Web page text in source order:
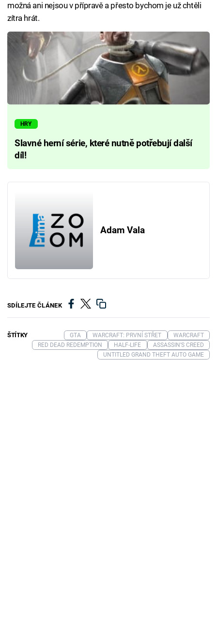
možná ani nejsou v přípravě a přesto bychom je už chtěli
zítra hrát.
HRY
Slavné herní série, které nutně potřebují další
díl!
Adam Vala
SDÍLEJTE ČLÁNEK
ŠTÍTKY GTA WARCRAFT: PRVNÍ STŘET
WARCRAFT
RED DEAD REDEMPTION
HALF-LIFE
ASSASSIN’S CREED
UNTITLED GRAND THEFT AUTO GAME